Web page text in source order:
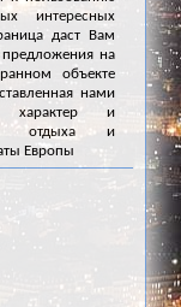
интересных
даст Вам
на
объекте
нами
характер и
отдыха и
Европы